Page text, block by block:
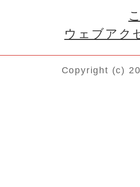
ウェブアク
Copyright (c)